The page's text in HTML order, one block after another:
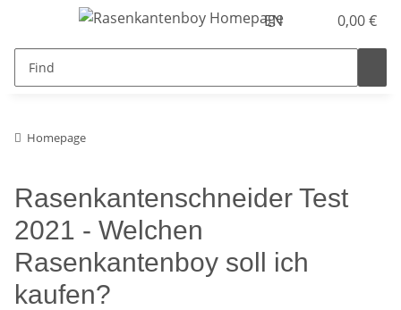
EN 0,00 €
Homepage
Rasenkantenschneider Test
2021 - Welchen
Rasenkantenboy soll ich
kaufen?